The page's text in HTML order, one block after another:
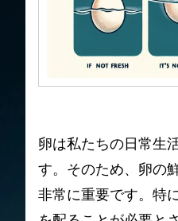
卵は私たちの日常生
す。そのため、卵の
非常に重要です。特